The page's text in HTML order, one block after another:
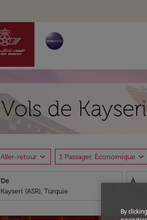
Vols de
Aller-retour expand_more 1 Passager, Économique expand_more
De À
By